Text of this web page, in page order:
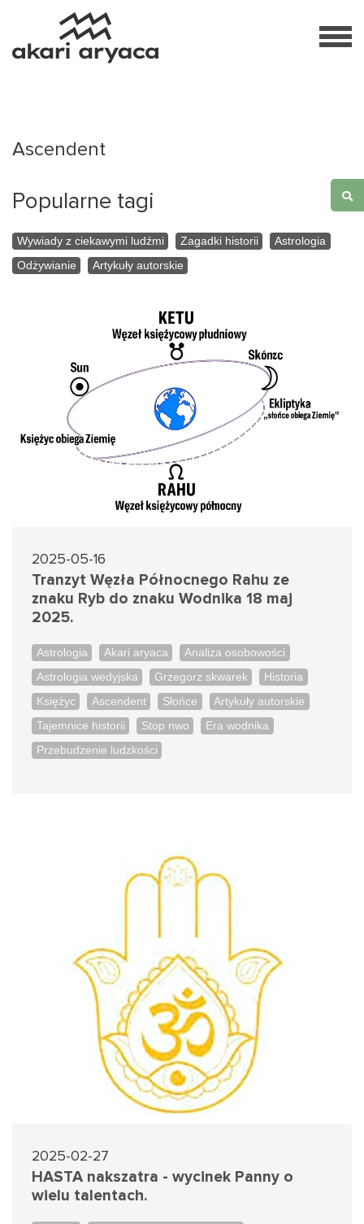
Ascendent
Popularne tagi
Wywiady z ciekawymi ludźmi Zagadki historii
Astrologia
Odżywianie
Artykuły autorskie
2025-05-16
Tranzyt Węzła Północnego Rahu ze
znaku Ryb do znaku Wodnika 18 maj
2025.
Astrologia Akari aryaca
Analiza osobowości
Astrologia wedyjska
Grzegorz skwarek
Historia
Księżyc
Ascendent Słońce
Artykuły autorskie
Tajemnice historii
Stop nwo
Era wodnika
Przebudzenie ludzkości
2025-02-27
HASTA nakszatra - wycinek Panny o
wielu talentach.